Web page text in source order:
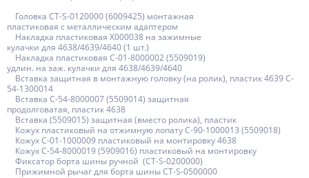
Головка CT-S-0120000 (6009425) монтажная
пластиковая с металлическим адаптером
Накладка пластиковая X000038 на зажимные
кулачки для 4638/4639/4640 (1 шт.)
Накладка пластиковая C-01-8000002 (5509019)
удлин. на заж. кулачки для 4638/4639/4640
Вставка защитная в монтажную головку (на ролик), пластик 4639 C-
54-1300014
Вставка C-54-8000007 (5509014) защитная
продолговатая, пластик 4638
Вставка (5509015) защитная (вместо ролика), пластик
Кожух пластиковый на отжимную лопату C-90-1000013 (5509018)
Кожух C-01-1000009 пластиковый на монтировку 4638
Кожух C-54-8000019 (5909016) пластиковый на монтировку
Фиксатор борта шины ручной (CT-S-0200000)
Прижимной рычаг для борта шины CT-S-0500000